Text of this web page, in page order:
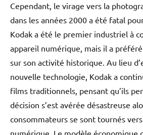
Cependant, le virage vers la
dans les années 2000 a été fatal
Kodak a été le premier industriel à
appareil numérique, mais il a
sur son activité historique. Au lieu
nouvelle technologie, Kodak a
films traditionnels, pensant qu’ils
décision s’est avérée désastreuse
consommateurs se sont tournés